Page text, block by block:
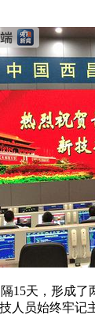
天，形成
人员始终牢